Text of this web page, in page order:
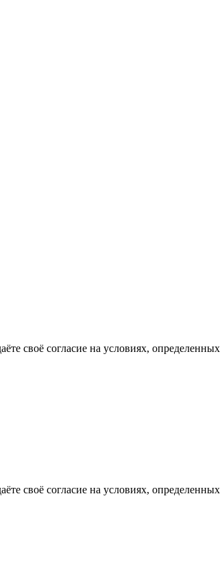
своё согласие на условиях, определенных
своё согласие на условиях, определенных